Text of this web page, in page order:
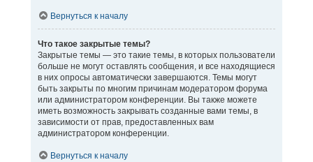
Вернуться к началу
Что такое закрытые темы?
Закрытые темы — это такие темы, в которых пользователи
больше не могут оставлять сообщения, и все находящиеся
в них опросы автоматически завершаются. Темы могут
быть закрыты по многим причинам модератором форума
или администратором конференции. Вы также можете
иметь возможность закрывать созданные вами темы, в
зависимости от прав, предоставленных вам
администратором конференции.
Вернуться к началу